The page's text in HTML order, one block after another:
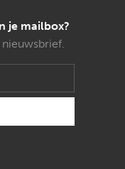
je mailbox?